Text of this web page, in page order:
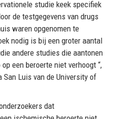
studie keek specifiek
de testgegevens van drugs
waren opgenomen te
nodig is bij een groter aantal
andere studies die aantonen
een beroerte niet verhoogt “,
San Luis van de University of
dat